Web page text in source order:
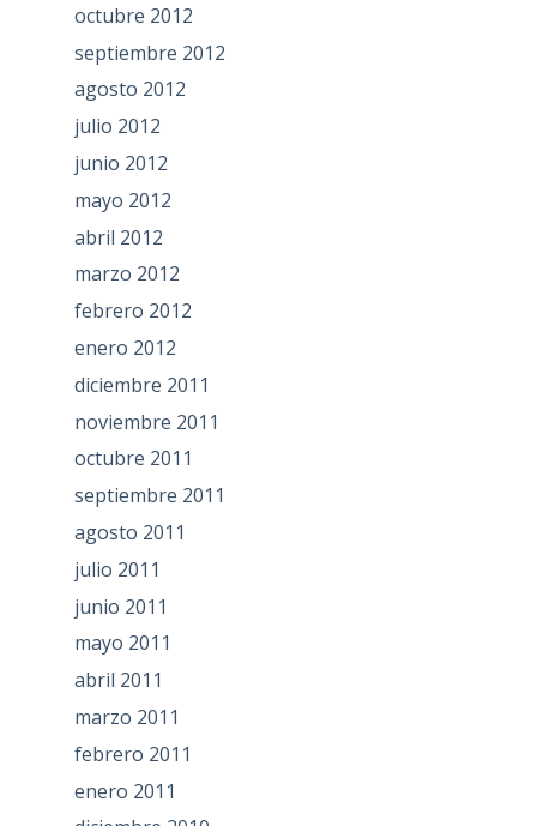
octubre 2012
septiembre 2012
agosto 2012
julio 2012
junio 2012
mayo 2012
abril 2012
marzo 2012
febrero 2012
enero 2012
diciembre 2011
noviembre 2011
octubre 2011
septiembre 2011
agosto 2011
julio 2011
junio 2011
mayo 2011
abril 2011
marzo 2011
febrero 2011
enero 2011